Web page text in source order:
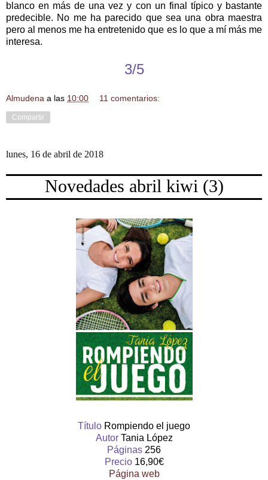
blanco en más de una vez y con un final típico y bastante
predecible. No me ha parecido que sea una obra maestra
pero al menos me ha entretenido que es lo que a mí más me
interesa.
3/5
Almudena a las 10:00 11 comentarios:
Compartir
lunes, 16 de abril de 2018
Novedades abril kiwi (3)
Título Rompiendo el juego
AutorTania López
Páginas 256
Precio 16,90€
Página web